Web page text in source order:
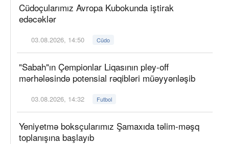
Cüdoçularımız Avropa Kubokunda iştirak
edəcəklər
03.08.2026, 14:50 Cüdo
"Sabah"ın Çempionlar Liqasının pley-off
mərhələsində potensial rəqibləri müəyyənləşib
03.08.2026, 14:32 Futbol
Yeniyetmə boksçularımız Şamaxıda təlim-məşq
toplanışına başlayıb